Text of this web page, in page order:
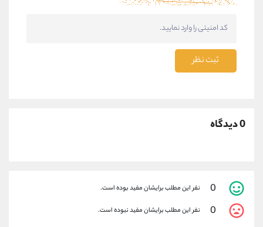
ثبت نظر
0 دیدگاه
0 نفر این مطلب برایشان مفید بوده است.
0 نفر این مطلب برایشان مفید نبوده است.